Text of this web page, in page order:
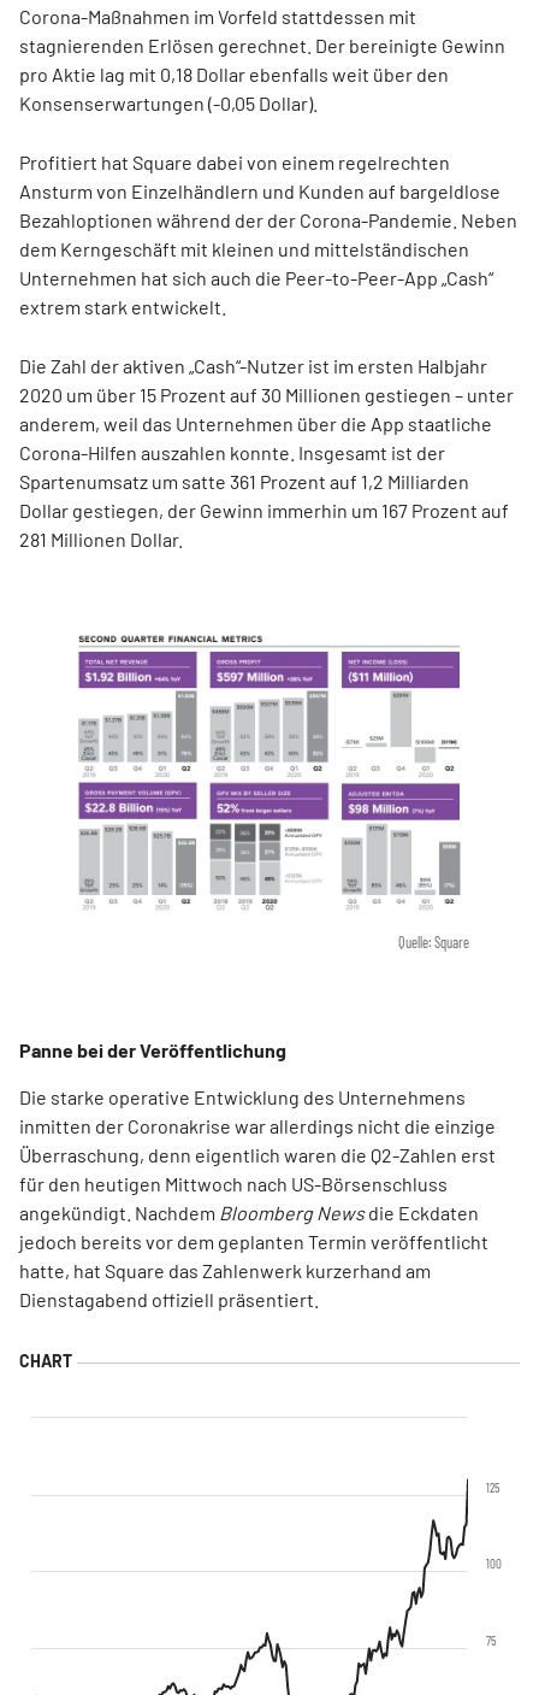
Corona-Maßnahmen im Vorfeld stattdessen mit
stagnierenden Erlösen gerechnet. Der bereinigte Gewinn
pro Aktie lag mit 0,18 Dollar ebenfalls weit über den
Konsenserwartungen (-0,05 Dollar).
Profitiert hat Square dabei von einem regelrechten
Ansturm von Einzelhändlern und Kunden auf bargeldlose
Bezahloptionen während der der Corona-Pandemie. Neben
dem Kerngeschäft mit kleinen und mittelständischen
Unternehmen hat sich auch die Peer-to-Peer-App „Cash“
extrem stark entwickelt.
Die Zahl der aktiven „Cash“-Nutzer ist im ersten Halbjahr
2020 um über 15 Prozent auf 30 Millionen gestiegen – unter
anderem, weil das Unternehmen über die App staatliche
Corona-Hilfen auszahlen konnte. Insgesamt ist der
Spartenumsatz um satte 361 Prozent auf 1,2 Milliarden
Dollar gestiegen, der Gewinn immerhin um 167 Prozent auf
281 Millionen Dollar.
Quelle: Square
Panne bei der Veröffentlichung
Die starke operative Entwicklung des Unternehmens
inmitten der Coronakrise war allerdings nicht die einzige
Überraschung, denn eigentlich waren die Q2-Zahlen erst
für den heutigen Mittwoch nach US-Börsenschluss
angekündigt. Nachdem Bloomberg Newsdie Eckdaten
jedoch bereits vor dem geplanten Termin veröffentlicht
hatte, hat Square das Zahlenwerk kurzerhand am
Dienstagabend offiziell präsentiert.
75
100
125